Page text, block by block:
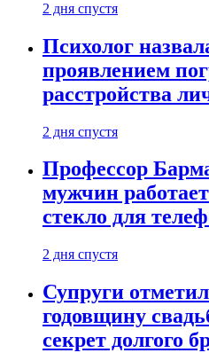
2 дня спустя
Психолог
проявлением
расстройства
2 дня спустя
Профессор
мужчин
стекло для
2 дня спустя
Супруги
годовщину
секрет долгого